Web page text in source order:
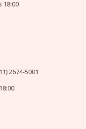
18:00
2674-5001